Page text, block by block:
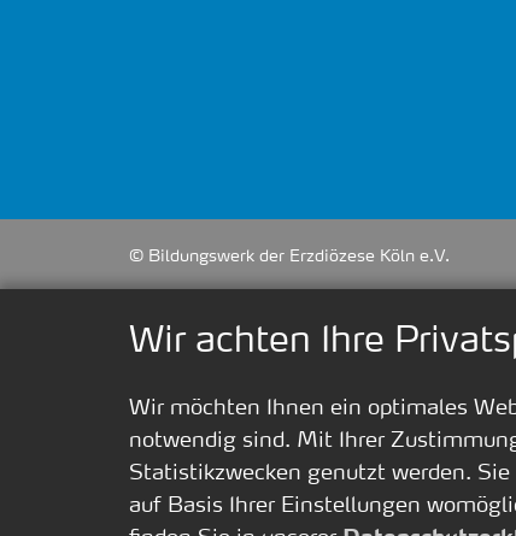
Wir achten Ihre
Wir möchten Ihnen ein optimales
notwendig sind. Mit Ihrer
Statistikzwecken genutzt werden.
auf Basis Ihrer Einstellungen
© Bildungswerk der Erzdiözese Köln e.V.